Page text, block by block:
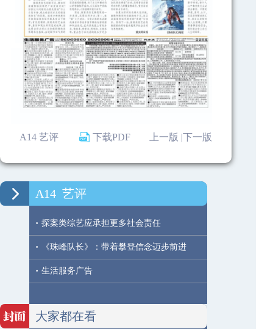
A14 艺评 下载PDF 下一版
上一版 |
A14 艺评
· 探案类综艺应承担更多社会责任
· 《珠峰队长》：带着攀登信念迈步前进
· 生活服务广告
大家都在看